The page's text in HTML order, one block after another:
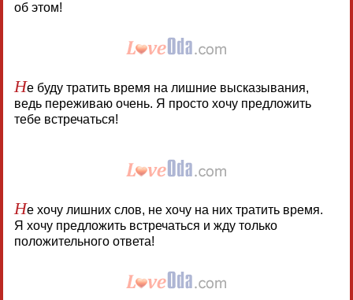
об этом!
Не буду тратить время на лишние высказывания,
ведь переживаю очень. Я просто хочу предложить
тебе встречаться!
Не хочу лишних слов, не хочу на них тратить время.
Я хочу предложить встречаться и жду только
положительного ответа!